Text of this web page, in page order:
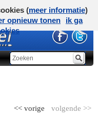
volgende >>
<< vorige
(meer informatie)
opnieuw tonen
ik ga